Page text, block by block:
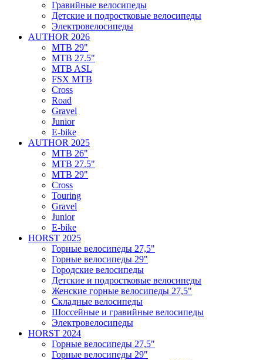
Гравийные велосипеды
Детские и подростковые велосипеды
Электровелосипеды
AUTHOR 2026
MTB 29"
MTB 27.5"
MTB ASL
FSX MTB
Cross
Road
Gravel
Junior
E-bike
AUTHOR 2025
MTB 26"
MTB 27.5"
MTB 29"
Cross
Touring
Gravel
Junior
E-bike
HORST 2025
Горные велосипеды 27,5"
Горные велосипеды 29"
Городские велосипеды
Детские и подростковые велосипеды
Женские горные велосипеды 27,5"
Складные велосипеды
Шоссейные и гравийные велосипеды
Электровелосипеды
HORST 2024
Горные велосипеды 27,5"
Горные велосипеды 29"